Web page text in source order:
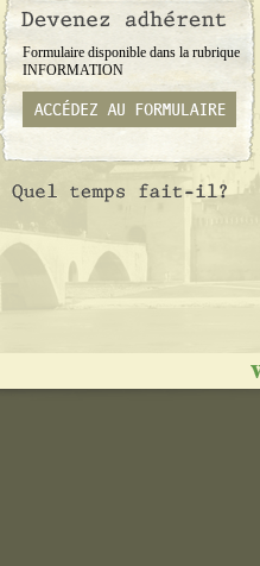
Formulaire disponible dans la rubrique
INFORMATION